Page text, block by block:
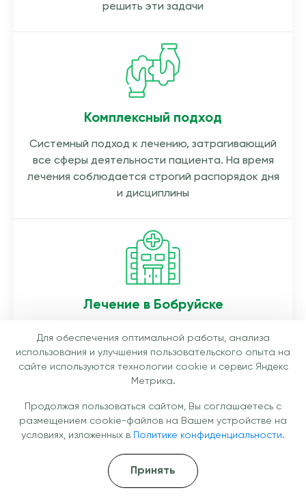
решить эти задачи
Комплексный подход
Системный подход к лечению, затрагивающий
все сферы деятельности пациента. На время
лечения соблюдается строгий распорядок дня
и дисциплины
Лечение в Бобруйске
мотивация, квалифицированные специалисты
Клиника имеет все необходимые
лицензии и работает полностью
Для обеспечения оптимальной работы, анализа
использования и улучшения пользовательского опыта на
сайте используются технологии cookie и сервис Яндекс
Метрика.
Продолжая пользоваться сайтом, Вы соглашаетесь с
размещением cookie-файлов на Вашем устройстве на
условиях, изложенных в
Политике конфиденциальности.
Принять